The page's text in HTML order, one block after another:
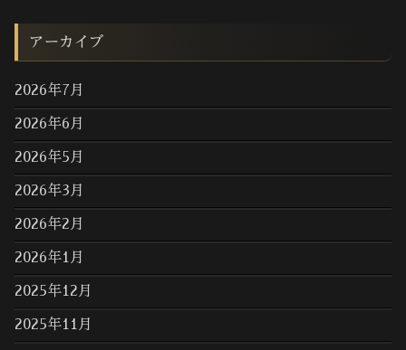
アーカイブ
2026年7月
2026年6月
2026年5月
2026年3月
2026年2月
2026年1月
2025年12月
2025年11月